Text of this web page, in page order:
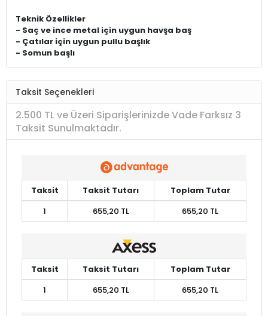
Teknik Özellikler
- Saç ve ince metal için uygun havşa baş
- Çatılar için uygun pullu başlık
- Somun başlı
Taksit Seçenekleri
2.500 TL ve Üzeri Siparişlerinizde Vade Farksız 3
Taksit Sunulmaktadır.
Taksit Taksit Tutarı
Toplam Tutar
1
655,20 TL 655,20 TL
Taksit Taksit Tutarı
Toplam Tutar
1
655,20 TL 655,20 TL